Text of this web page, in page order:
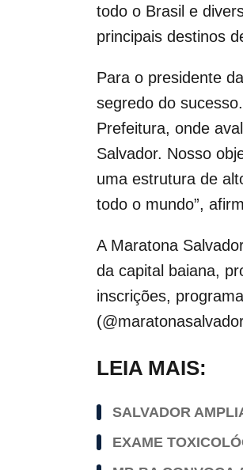
todo o Brasil e
principais destinos
Para o presidente
segredo do
Prefeitura, onde
Salvador. Nosso
uma estrutura de
todo o mundo”,
A Maratona
da capital baiana,
inscrições,
LEIA MAIS:
SALVADOR
EXAME